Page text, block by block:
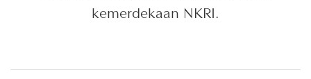
kemerdekaan NKRI.